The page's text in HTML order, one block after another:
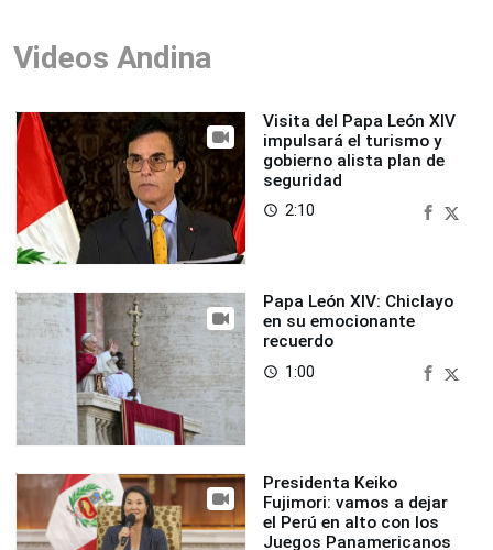
Videos Andina
Visita del Papa León XIV
impulsará el turismo y
gobierno alista plan de
seguridad
access_time 2:10
Papa León XIV: Chiclayo
en su emocionante
recuerdo
access_time 1:00
Presidenta Keiko
Fujimori: vamos a dejar
el Perú en alto con los
Juegos Panamericanos